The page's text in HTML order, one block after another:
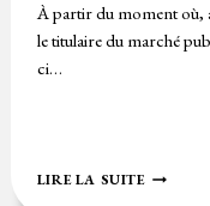
À partir du moment où,
le titulaire du marché
ci…
LIRE LA SUITELE